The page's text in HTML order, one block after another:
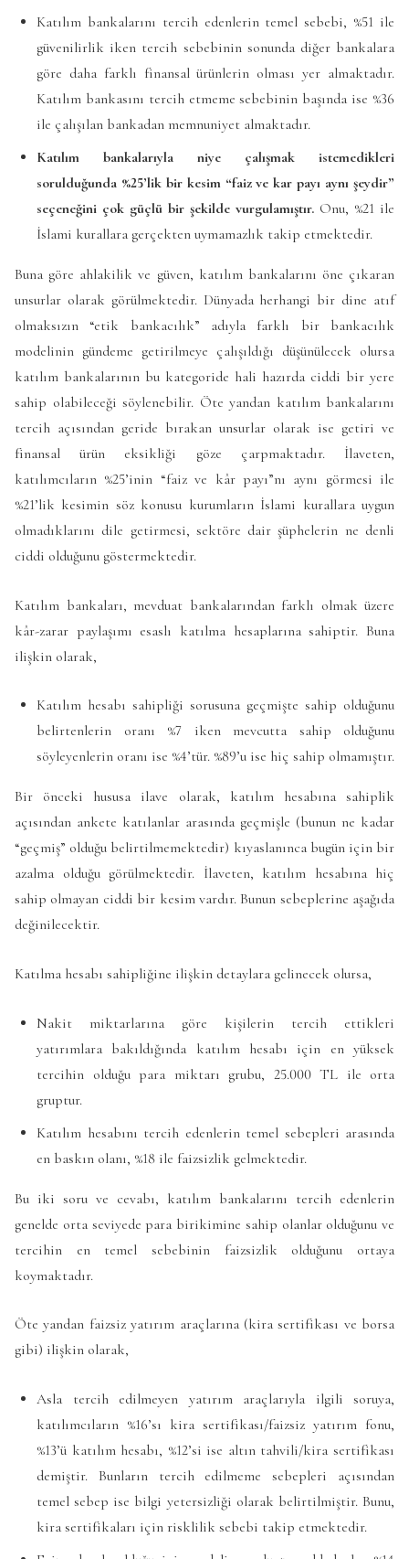
Katılım bankalarını tercih edenlerin temel sebebi, %51 ile
güvenilirlik iken tercih sebebinin sonunda diğer bankalara
göre daha farklı finansal ürünlerin olması yer almaktadır.
Katılım bankasını tercih etmeme sebebinin başında ise %36
ile çalışılan bankadan memnuniyet almaktadır.
Katılım bankalarıyla niye çalışmak istemedikleri
sorulduğunda %25’lik bir kesim “faiz ve kar payı aynı şeydir”
seçeneğini çok güçlü bir şekilde vurgulamıştır. Onu, %21 ile
İslami kurallara gerçekten uymamazlık takip etmektedir.
Buna göre ahlakilik ve güven, katılım bankalarını öne çıkaran
unsurlar olarak görülmektedir. Dünyada herhangi bir dine atıf
olmaksızın “etik bankacılık” adıyla farklı bir bankacılık
modelinin gündeme getirilmeye çalışıldığı düşünülecek olursa
katılım bankalarının bu kategoride hali hazırda ciddi bir yere
sahip olabileceği söylenebilir. Öte yandan katılım bankalarını
tercih açısından geride bırakan unsurlar olarak ise getiri ve
finansal ürün eksikliği göze çarpmaktadır. İlaveten,
katılımcıların %25’inin “faiz ve kâr payı”nı aynı görmesi ile
%21’lik kesimin söz konusu kurumların İslami kurallara uygun
olmadıklarını dile getirmesi, sektöre dair şüphelerin ne denli
ciddi olduğunu göstermektedir.
Katılım bankaları, mevduat bankalarından farklı olmak üzere
kâr-zarar paylaşımı esaslı katılma hesaplarına sahiptir. Buna
ilişkin olarak,
Katılım hesabı sahipliği sorusuna geçmişte sahip olduğunu
belirtenlerin oranı %7 iken mevcutta sahip olduğunu
söyleyenlerin oranı ise %4’tür. %89’u ise hiç sahip olmamıştır.
Bir önceki hususa ilave olarak, katılım hesabına sahiplik
açısından ankete katılanlar arasında geçmişle (bunun ne kadar
“geçmiş” olduğu belirtilmemektedir) kıyaslanınca bugün için bir
azalma olduğu görülmektedir. İlaveten, katılım hesabına hiç
sahip olmayan ciddi bir kesim vardır. Bunun sebeplerine aşağıda
değinilecektir.
Katılma hesabı sahipliğine ilişkin detaylara gelinecek olursa,
Nakit miktarlarına göre kişilerin tercih ettikleri
yatırımlara bakıldığında katılım hesabı için en yüksek
tercihin olduğu para miktarı grubu, 25.000 TL ile orta
gruptur.
Katılım hesabını tercih edenlerin temel sebepleri arasında
en baskın olanı, %18 ile faizsizlik gelmektedir.
Bu iki soru ve cevabı, katılım bankalarını tercih edenlerin
genelde orta seviyede para birikimine sahip olanlar olduğunu ve
tercihin en temel sebebinin faizsizlik olduğunu ortaya
koymaktadır.
Öte yandan faizsiz yatırım araçlarına (kira sertifikası ve borsa
gibi) ilişkin olarak,
Asla tercih edilmeyen yatırım araçlarıyla ilgili soruya,
katılımcıların %16’sı kira sertifikası/faizsiz yatırım fonu,
%13’ü katılım hesabı, %12’si ise altın tahvili/kira sertifikası
demiştir. Bunların tercih edilmeme sebepleri açısından
temel sebep ise bilgi yetersizliği olarak belirtilmiştir. Bunu,
kira sertifikaları için risklilik sebebi takip etmektedir.